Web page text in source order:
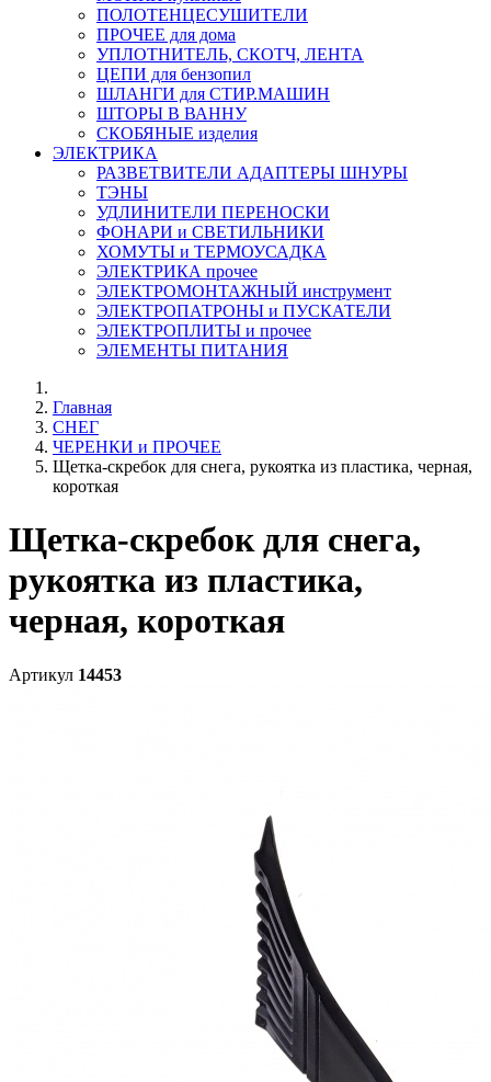
ПОЛОТЕНЦЕСУШИТЕЛИ
ПРОЧЕЕ для дома
УПЛОТНИТЕЛЬ, СКОТЧ, ЛЕНТА
ЦЕПИ для бензопил
ШЛАНГИ для СТИР.МАШИН
ШТОРЫ В ВАННУ
СКОБЯНЫЕ изделия
ЭЛЕКТРИКА
РАЗВЕТВИТЕЛИ АДАПТЕРЫ ШНУРЫ
ТЭНЫ
УДЛИНИТЕЛИ ПЕРЕНОСКИ
ФОНАРИ и СВЕТИЛЬНИКИ
ХОМУТЫ и ТЕРМОУСАДКА
ЭЛЕКТРИКА прочее
ЭЛЕКТРОМОНТАЖНЫЙ инструмент
ЭЛЕКТРОПАТРОНЫ и ПУСКАТЕЛИ
ЭЛЕКТРОПЛИТЫ и прочее
ЭЛЕМЕНТЫ ПИТАНИЯ
Главная
СНЕГ
ЧЕРЕНКИ и ПРОЧЕЕ
Щетка-скребок для снега, рукоятка из пластика, черная,
короткая
Щетка-скребок для снега,
рукоятка из пластика,
черная, короткая
Артикул 14453